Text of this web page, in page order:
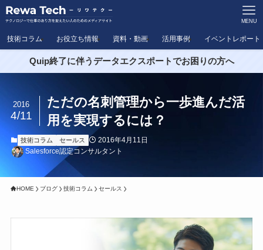
MENU
技術コラム お役立ち情報 資料・動画 活用事例 イベントレポート
Quip終了に伴うデータエクスポートでお困りの方へ
ただの名刺管理から一歩進んだ活
用を実現するには？
2016
4/11
技術コラム セールス
2016年4月11日
Salesforce認定コンサルタント
HOME ブログ 技術コラム セールス